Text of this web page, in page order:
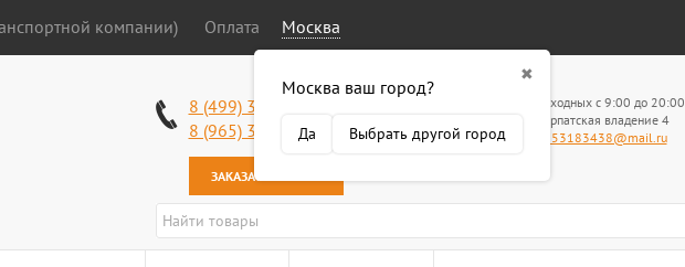
компании) Оплата Москва
✖
Москва ваш город?
Да Выбрать другой город
8 (499) 340-63-51
8 (965) 318-34-38
ЗАКАЗАТЬ ЗВОНОК
Работаем без выходных с 9:00 до 20:00
Самовывоз: 2 Карпатская владение 4
Наша почта:
89653183438@mail.ru